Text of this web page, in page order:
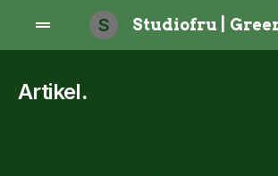
S Studiofru |
Artikel.